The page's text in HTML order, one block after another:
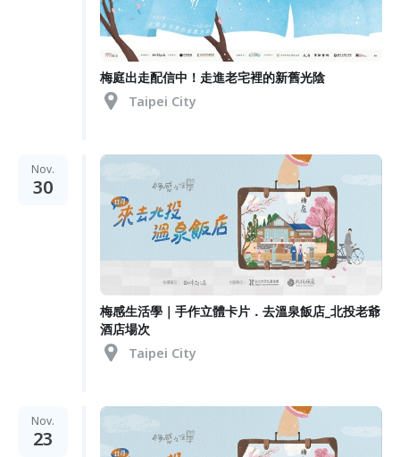
梅庭出走配信中！走進老宅裡的新舊光陰
Taipei City
Nov.
30
梅感生活學｜手作立體卡片．去溫泉飯店_北投老爺
酒店場次
Taipei City
Nov.
23